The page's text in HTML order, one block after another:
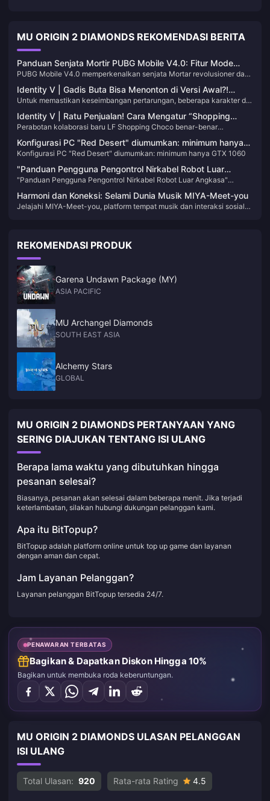
MU ORIGIN 2 DIAMONDS REKOMENDASI BERITA
Panduan Senjata Mortir PUBG Mobile V4.0: Fitur Mode
WOW & Tinjauan Lengkap Pembaruan
PUBG Mobile V4.0 memperkenalkan senjata Mortar revolusioner dan
mode WOW yang ditingkatkan dengan fungsi Magic Broom. Panduan
komprehensif ini mencakup mekanik senjata, alat kreatif, optimasi UC,
dan gameplay strategis untuk pembaruan battle royale mobile yang
paling dinantikan.
Identity V | Gadis Buta Bisa Menonton di Versi Awal?!
Ringkasan Trait Survivor yang Dihapus!
Untuk memastikan keseimbangan pertarungan, beberapa karakter di
Identity V telah mengalami penyesuaian atau bahkan penghapusan
pada sifat aktif atau pasif mereka seiring waktu. Versi Blind Girl saat
ini sangat berbeda dari awalnya — dia sebenarnya bisa menendang
mundur pemburu menggunakan tongkatnya!
Identity V | Ratu Penjualan! Cara Mengatur “Shopping
Choco” di Rumah Anda – Panduan Menumpuk Perabotan
yang Nyaman
Perabotan kolaborasi baru LF Shopping Choco benar-benar
perabotan di rumah Anda sehingga Anda dapat mengubah item
dengan satu interaksi menjadi interaksi pseudo dua orang!
Konfigurasi PC "Red Desert" diumumkan: minimum hanya
GTX 1060
Konfigurasi PC "Red Desert" diumumkan: minimum hanya GTX 1060
"Panduan Pengguna Pengontrol Nirkabel Robot Luar
Angkasa" menerima pembaruan, menambahkan konten
dan piala baru
"Panduan Pengguna Pengontrol Nirkabel Robot Luar Angkasa"
Harmoni dan Koneksi: Selami Dunia Musik MIYA-Meet-you
Jelajahi MIYA-Meet-you, platform tempat musik dan interaksi sosial
REKOMENDASI PRODUK
Garena Undawn Package (MY)
ASIA PACIFIC
MU Archangel Diamonds
SOUTH EAST ASIA
Alchemy Stars
GLOBAL
MU ORIGIN 2 DIAMONDS PERTANYAAN YANG
SERING DIAJUKAN TENTANG ISI ULANG
Berapa lama waktu yang dibutuhkan hingga
pesanan selesai?
Biasanya, pesanan akan selesai dalam beberapa menit. Jika terjadi
keterlambatan, silakan hubungi dukungan pelanggan kami.
Apa itu BitTopup?
BitTopup adalah platform online untuk top up game dan layanan
dengan aman dan cepat.
Jam Layanan Pelanggan?
Layanan pelanggan BitTopup tersedia 24/7.
PENAWARAN TERBATAS
Bagikan & Dapatkan Diskon Hingga 10%
Bagikan untuk membuka roda keberuntungan.
MU ORIGIN 2 DIAMONDS ULASAN PELANGGAN
ISI ULANG
Total Ulasan: 920 Rata-rata Rating 4.5